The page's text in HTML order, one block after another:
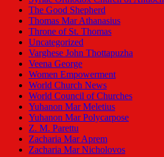
The Good Shepherd
Thomas Mar Athanasius
Throne of St. Thomas
Uncategorized
Varghese John Thottapuzha
Veena George
Women Empowerment
World Church News
World Council of Churches
Yuhanon Mar Meletius
Yuhanon Mar Polycarpose
Z. M. Parettu
Zacharia Mar Aprem
Zacharia Mar Nicholovos